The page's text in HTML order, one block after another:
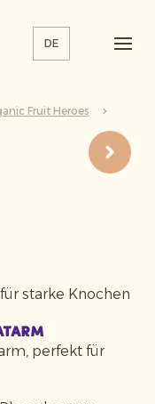
DE
Fruit Heroes
starke Knochen
perfekt für